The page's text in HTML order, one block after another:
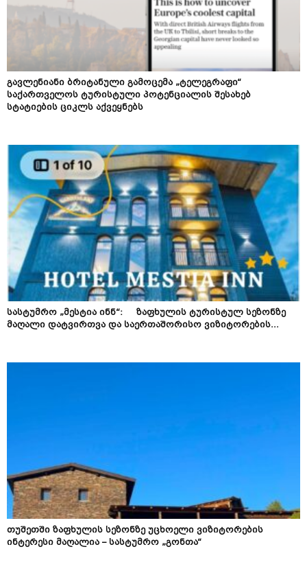
გავლენიანი ბრიტანული გამოცემა „ტელეგრაფი“
საქართველოს ტურისტული პოტენციალის შესახებ
სტატიების ციკლს აქვეყნებს
სასტუმრო „მესტია ინნ“: ზაფხულის ტურისტულ სეზონზე
მაღალი დატვირთვა და საერთაშორისო ვიზიტორების...
თუშეთში ზაფხულის სეზონზე უცხოელი ვიზიტორების
ინტერესი მაღალია – სასტუმრო „გონთა“